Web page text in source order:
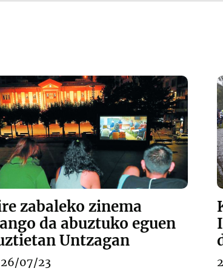
zabaleko zinema
da abuztuko eguen
Untzagan
07/23